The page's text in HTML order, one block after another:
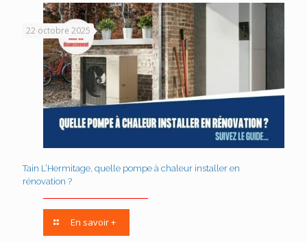
22 octobre 2025
Tain L’Hermitage, quelle pompe à chaleur installer en
rénovation ?
En savoir +